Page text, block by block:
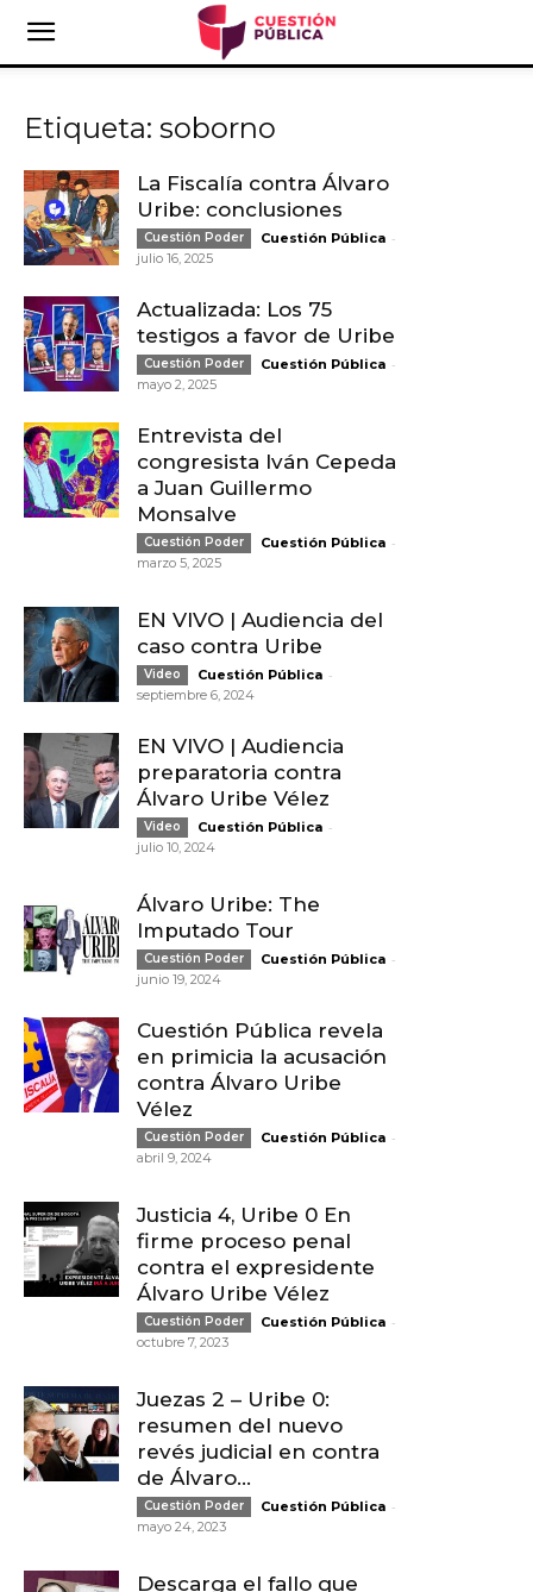
Etiqueta: soborno
La Fiscalía contra Álvaro
Uribe: conclusiones
Cuestión Poder Cuestión Pública -
julio 16, 2025
Actualizada: Los 75
testigos a favor de Uribe
Cuestión Poder Cuestión Pública -
mayo 2, 2025
Entrevista del
congresista Iván Cepeda
a Juan Guillermo
Monsalve
Cuestión Poder Cuestión Pública -
marzo 5, 2025
EN VIVO | Audiencia del
caso contra Uribe
Video Cuestión Pública -
septiembre 6, 2024
EN VIVO | Audiencia
preparatoria contra
Álvaro Uribe Vélez
Video Cuestión Pública -
julio 10, 2024
Álvaro Uribe: The
Imputado Tour
Cuestión Poder Cuestión Pública -
junio 19, 2024
Cuestión Pública revela
en primicia la acusación
contra Álvaro Uribe
Vélez
Cuestión Poder Cuestión Pública -
abril 9, 2024
Justicia 4, Uribe 0 En
firme proceso penal
contra el expresidente
Álvaro Uribe Vélez
Cuestión Poder Cuestión Pública -
octubre 7, 2023
Juezas 2 – Uribe 0:
resumen del nuevo
revés judicial en contra
de Álvaro...
Cuestión Poder Cuestión Pública -
mayo 24, 2023
Descarga el fallo que